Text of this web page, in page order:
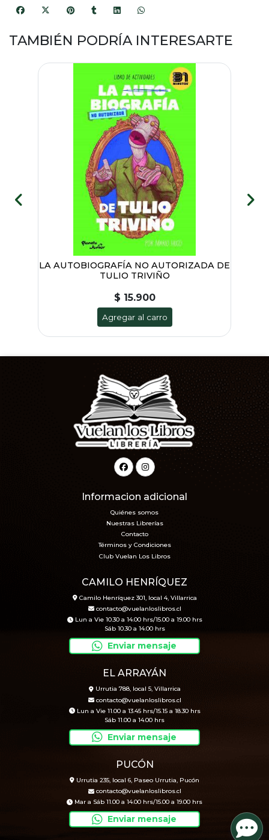
TAMBIÉN PODRÍA INTERESARTE
LA AUTOBIOGRAFÍA NO AUTORIZADA DE
TULIO TRIVIÑO
$ 15.900
Agregar al carro
Informacion adicional
Quiénes somos
Nuestras Librerías
Contacto
Términos y Condiciones
Club Vuelan Los Libros
CAMILO HENRÍQUEZ
Camilo Henríquez 301, local 4, Villarrica
contacto@vuelanloslibros.cl
Lun a Vie 10.30 a 14.00 hrs/15.00 a 19.00 hrs
Sáb 10.30 a 14.00 hrs
Enviar mensaje
EL ARRAYÁN
Urrutia 788, local 5, Villarrica
contacto@vuelanloslibros.cl
Lun a Vie 11.00 a 13.45 hrs/15.15 a 18.30 hrs
Sáb 11.00 a 14.00 hrs
Enviar mensaje
PUCÓN
Urrutia 235, local 6, Paseo Urrutia, Pucón
contacto@vuelanloslibros.cl
Mar a Sáb 11.00 a 14.00 hrs/15.00 a 19.00 hrs
Enviar mensaje